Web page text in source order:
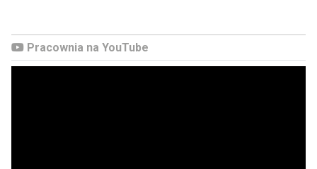
Pracownia na YouTube